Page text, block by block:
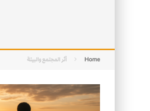
Home أثر المجتمع والبيئة